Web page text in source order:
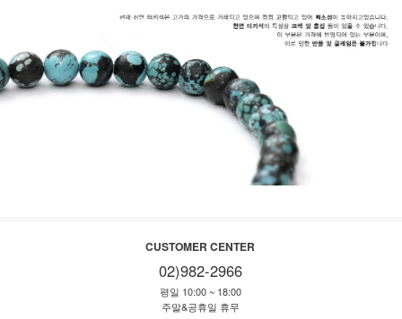
CUSTOMER CENTER
02)982-2966
평일 10:00 ~ 18:00
주말&공휴일 휴무